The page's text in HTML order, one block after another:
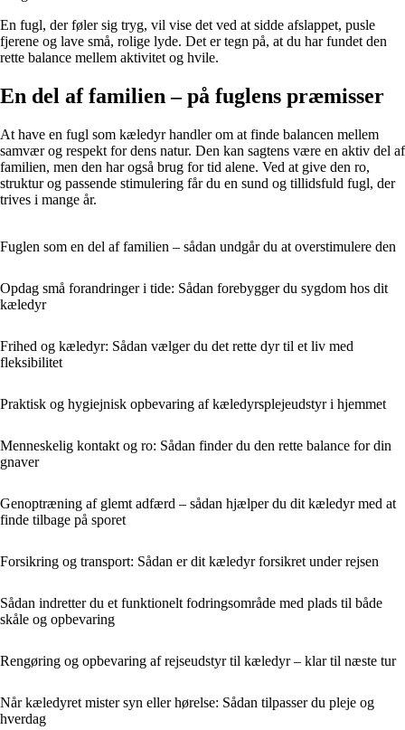
En fugl, der føler sig tryg, vil vise det ved at sidde afslappet, pusle
fjerene og lave små, rolige lyde. Det er tegn på, at du har fundet den
rette balance mellem aktivitet og hvile.
En del af familien – på fuglens præmisser
At have en fugl som kæledyr handler om at finde balancen mellem
samvær og respekt for dens natur. Den kan sagtens være en aktiv del af
familien, men den har også brug for tid alene. Ved at give den ro,
struktur og passende stimulering får du en sund og tillidsfuld fugl, der
trives i mange år.
Fuglen som en del af familien – sådan undgår du at overstimulere den
Opdag små forandringer i tide: Sådan forebygger du sygdom hos dit
kæledyr
Frihed og kæledyr: Sådan vælger du det rette dyr til et liv med
fleksibilitet
Praktisk og hygiejnisk opbevaring af kæledyrsplejeudstyr i hjemmet
Menneskelig kontakt og ro: Sådan finder du den rette balance for din
gnaver
Genoptræning af glemt adfærd – sådan hjælper du dit kæledyr med at
finde tilbage på sporet
Forsikring og transport: Sådan er dit kæledyr forsikret under rejsen
Sådan indretter du et funktionelt fodringsområde med plads til både
skåle og opbevaring
Rengøring og opbevaring af rejseudstyr til kæledyr – klar til næste tur
Når kæledyret mister syn eller hørelse: Sådan tilpasser du pleje og
hverdag